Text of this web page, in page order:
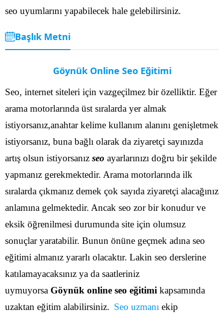
seo uyumlarını yapabilecek hale gelebilirsiniz.
Başlık Metni
Göynük Online Seo Eğitimi
Seo, internet siteleri için vazgeçilmez bir özelliktir. Eğer
arama motorlarında üst sıralarda yer almak
istiyorsanız,anahtar kelime kullanım alanını genişletmek
istiyorsanız, buna bağlı olarak da ziyaretçi sayınızda
artış olsun istiyorsanız seo ayarlarınızı doğru bir şekilde
yapmanız gerekmektedir. Arama motorlarında ilk
sıralarda çıkmanız demek çok sayıda ziyaretçi alacağınız
anlamına gelmektedir. Ancak seo zor bir konudur ve
eksik öğrenilmesi durumunda site için olumsuz
sonuçlar yaratabilir. Bunun önüne geçmek adına seo
eğitimi almanız yararlı olacaktır. Lakin seo derslerine
katılamayacaksınız ya da saatleriniz
uymuyorsa Göynük online seo eğitimi kapsamında
uzaktan eğitim alabilirsiniz. Seo uzmanı ekip